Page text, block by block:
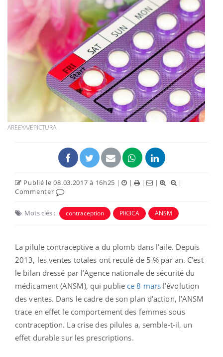
AREEYA/EPICTURA
Publié le 08.03.2017 à 16h25 | | | |
|
Commenter
Mots clés : contraception PIK3CA ANSM
La pilule contraceptive a du plomb dans l’aile. Depuis
2013, les ventes totales ont reculé de 5 % par an. C’est
le bilan dressé par l’Agence nationale de sécurité du
médicament (ANSM), qui publie ce 8 marsl’évolution
des ventes. Dans le cadre de son plan d’action, l’ANSM
trace en effet le comportement des femmes sous
contraception. La crise des pilules a, semble-t-il, un
effet durable sur les prescriptions.